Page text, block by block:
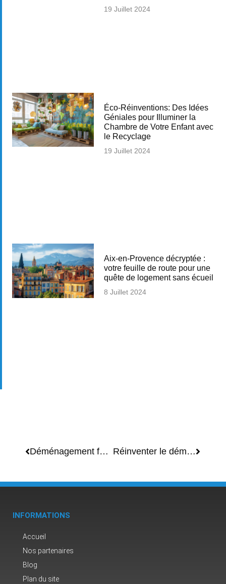
19 Juillet 2024
Éco-Réinventions: Des Idées
Géniales pour Illuminer la
Chambre de Votre Enfant avec
le Recyclage
19 Juillet 2024
Aix-en-Provence décryptée :
votre feuille de route pour une
quête de logement sans écueil
8 Juillet 2024
Déménagement futé à Aix-en-Provence : embrassez l’ère du sans-carton pour une transition éco-responsable et zen Réinventer le déménagement à Aix-en-Provence sans camion : clés pour une mutation écologique et pratique
INFORMATIONS
Accueil
Nos partenaires
Blog
Plan du site